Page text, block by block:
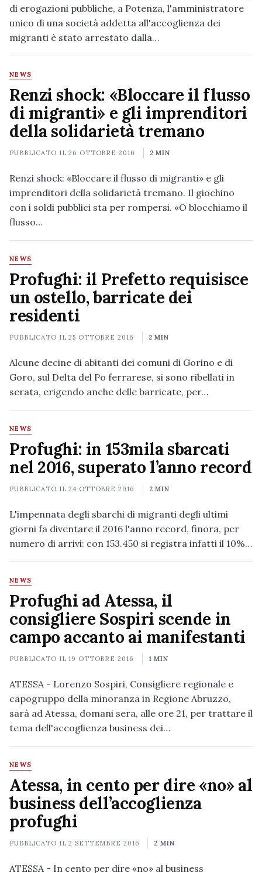
di erogazioni pubbliche, a Potenza, l'amministratore
unico di una società addetta all'accoglienza dei
migranti è stato arrestato dalla…
NEWS
Renzi shock: «Bloccare il flusso
di migranti» e gli imprenditori
della solidarietà tremano
PUBBLICATO IL26 OTTOBRE 2016 2 MIN
Renzi shock: «Bloccare il flusso di migranti» e gli
imprenditori della solidarietà tremano. Il giochino
con i soldi pubblici sta per rompersi. «O blocchiamo il
flusso…
NEWS
Profughi: il Prefetto requisisce
un ostello, barricate dei
residenti
PUBBLICATO IL25 OTTOBRE 2016 2 MIN
Alcune decine di abitanti dei comuni di Gorino e di
Goro, sul Delta del Po ferrarese, si sono ribellati in
serata, erigendo anche delle barricate, per…
NEWS
Profughi: in 153mila sbarcati
nel 2016, superato l’anno record
PUBBLICATO IL24 OTTOBRE 2016 2 MIN
L'impennata degli sbarchi di migranti degli ultimi
giorni fa diventare il 2016 l'anno record, finora, per
numero di arrivi: con 153.450 si registra infatti il 10%…
NEWS
Profughi ad Atessa, il
consigliere Sospiri scende in
campo accanto ai manifestanti
PUBBLICATO IL19 OTTOBRE 2016 1 MIN
ATESSA - Lorenzo Sospiri, Consigliere regionale e
capogruppo della minoranza in Regione Abruzzo,
sarà ad Atessa, domani sera, alle ore 21, per trattare il
tema dell'accoglienza business dei…
NEWS
Atessa, in cento per dire «no» al
business dell’accoglienza
profughi
PUBBLICATO IL2 SETTEMBRE 2016 2 MIN
ATESSA - In cento per dire «no» al business